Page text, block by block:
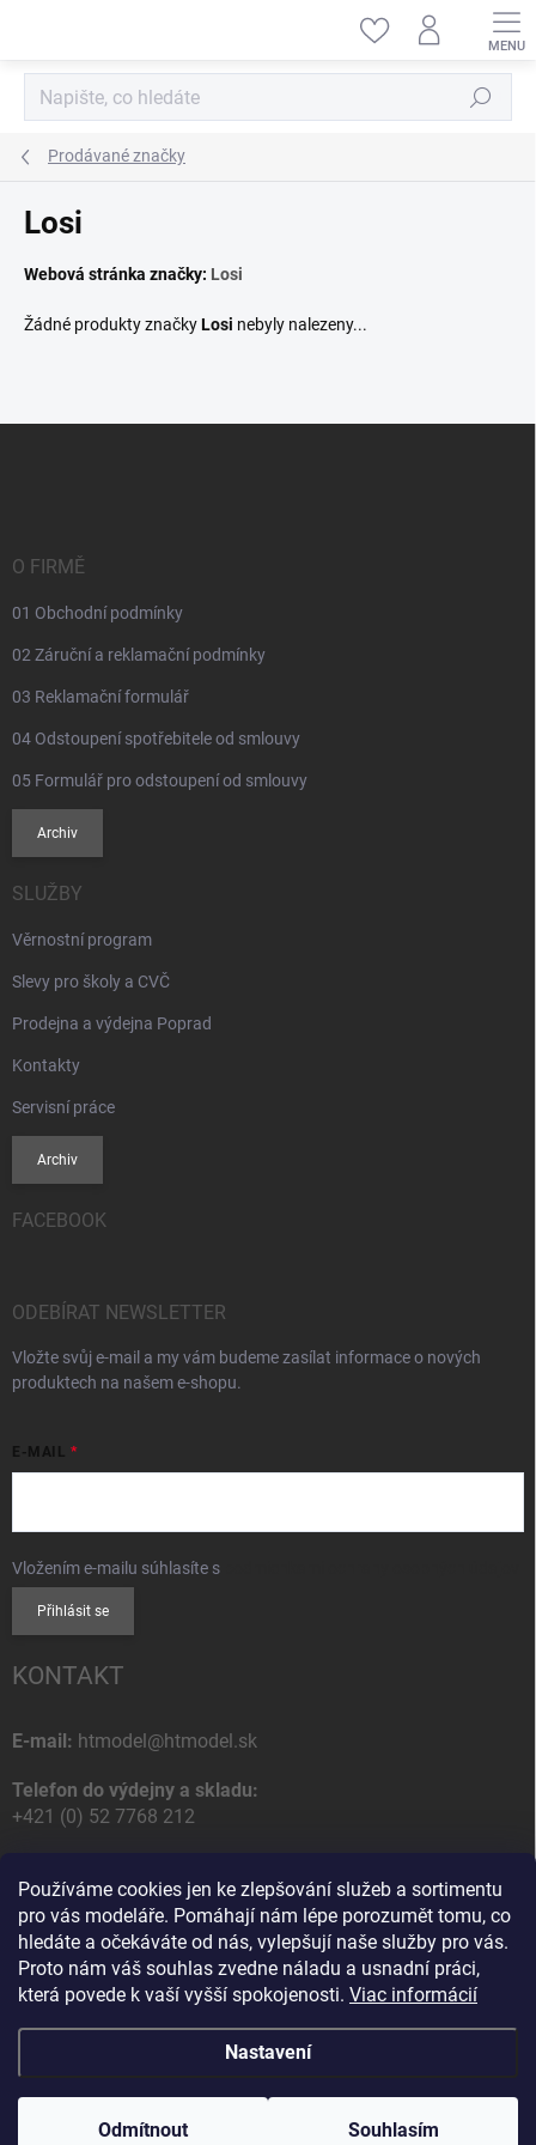
Používáme cookies jen ke zlepšování služeb a sortimentu
pro vás modeláře. Pomáhají nám lépe porozumět tomu, co
hledáte a očekáváte od nás, vylepšují naše služby pro vás.
Proto nám váš souhlas zvedne náladu a usnadní práci,
která povede k vaší vyšší spokojenosti. Viac informácií
Nastavení
Odmítnout Souhlasím
Hledat
Prodávané značky
Losi
Webová stránka značky: Losi
Žádné produkty značkyLosi nebyly nalezeny...
O FIRMĚ
01 Obchodní podmínky
02 Záruční a reklamační podmínky
03 Reklamační formulář
04 Odstoupení spotřebitele od smlouvy
05 Formulář pro odstoupení od smlouvy
Archiv
SLUŽBY
Věrnostní program
Slevy pro školy a CVČ
Prodejna a výdejna Poprad
Kontakty
Servisní práce
Archiv
FACEBOOK
ODEBÍRAT NEWSLETTER
Vložte svůj e-mail a my vám budeme zasílat informace o nových
produktech na našem e-shopu.
E-MAIL
Vložením e-mailu súhlasíte s
Přihlásit se
KONTAKT
E-mail: htmodel@htmodel.sk
Telefon do výdejny a skladu:
+421 (0) 52 7768 212
HT model
Na letisko 49
058 01 Poprad
Slovenská Republika
Copyright 2026HT model. Všechna práva vyhrazena.Upravit nastavení